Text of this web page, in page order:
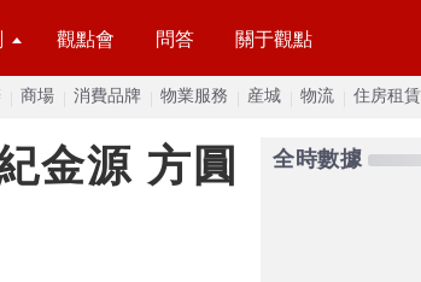
觀點會 問答 關于觀點
商場 消費品牌 物業服務 産城 物流 住房租賃
金源 方圓
全時數據